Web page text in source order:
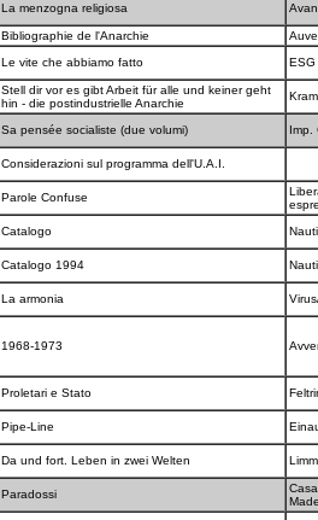
La menzogna religiosa
Bibliographie de l'Anarchie
Le vite che abbiamo fatto ESG
Stell dir vor es gibt Arbeit für alle und keiner geht
hin - die postindustrielle Anarchie
Sa pensée socialiste (due volumi) Imp.
Considerazioni sul programma dell'U.A.I.
Parole Confuse
Catalogo
Catalogo 1994
La armonia
1968-1973
Proletari e Stato
Pipe-Line
Da und fort. Leben in zwei Welten
Paradossi